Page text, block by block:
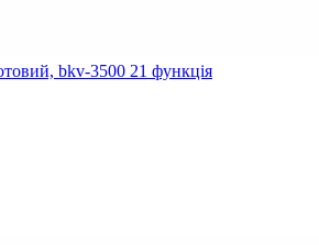
bkv-3500 21 функція